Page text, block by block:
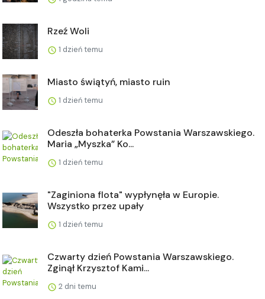
Rzeź Woli
1 dzień temu
Miasto świątyń, miasto ruin
1 dzień temu
Odeszła bohaterka Powstania Warszawskiego.
Maria „Myszka” Ko...
1 dzień temu
"Zaginiona flota" wypłynęła w Europie.
Wszystko przez upały
1 dzień temu
Czwarty dzień Powstania Warszawskiego.
Zginął Krzysztof Kami...
2 dni temu